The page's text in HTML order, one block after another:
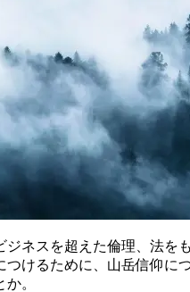
ジネスを超えた倫理、法を
つけるために、山岳信仰に
。